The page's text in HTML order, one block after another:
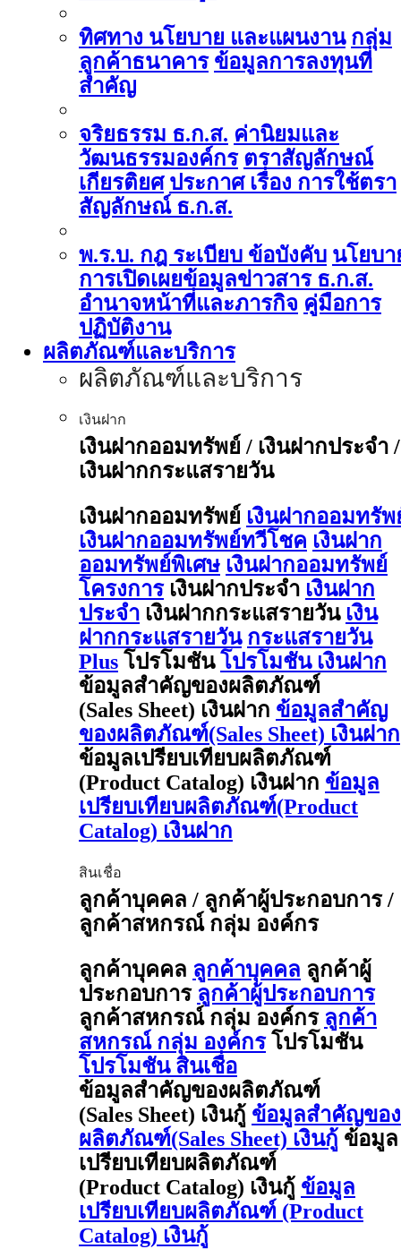
ทิศทาง นโยบาย และแผนงาน กลุ่ม
ลูกค้าธนาคาร ข้อมูลการลงทุนที่
สำคัญ
จริยธรรม ธ.ก.ส. ค่านิยมและ
วัฒนธรรมองค์กร ตราสัญลักษณ์
เกียรติยศ ประกาศ เรื่อง การใช้ตรา
สัญลักษณ์ ธ.ก.ส.
พ.ร.บ. กฎ ระเบียบ ข้อบังคับ นโยบา
การเปิดเผยข้อมูลข่าวสาร ธ.ก.ส.
อำนาจหน้าที่และภารกิจ คู่มือการ
ปฏิบัติงาน
ผลิตภัณฑ์และบริการ
ผลิตภัณฑ์และบริการ
เงินฝาก
เงินฝากออมทรัพย์ / เงินฝากประจำ /
เงินฝากกระแสรายวัน
เงินฝากออมทรัพย์ เงินฝากออมทรัพ
เงินฝากออมทรัพย์ทวีโชค เงินฝาก
ออมทรัพย์พิเศษ เงินฝากออมทรัพย์
โครงการ เงินฝากประจำ เงินฝาก
ประจำ เงินฝากกระแสรายวัน เงิน
ฝากกระแสรายวัน กระแสรายวัน
Plus โปรโมชัน โปรโมชัน เงินฝาก
ข้อมูลสำคัญของผลิตภัณฑ์
(Sales Sheet) เงินฝาก ข้อมูลสำคัญ
ของผลิตภัณฑ์(Sales Sheet) เงินฝาก
ข้อมูลเปรียบเทียบผลิตภัณฑ์
(Product Catalog) เงินฝาก ข้อมูล
เปรียบเทียบผลิตภัณฑ์(Product
Catalog) เงินฝาก
สินเชื่อ
ลูกค้าบุคคล / ลูกค้าผู้ประกอบการ /
ลูกค้าสหกรณ์ กลุ่ม องค์กร
ลูกค้าบุคคล ลูกค้าบุคคล ลูกค้าผู้
ประกอบการ ลูกค้าผู้ประกอบการ
ลูกค้าสหกรณ์ กลุ่ม องค์กร ลูกค้า
สหกรณ์ กลุ่ม องค์กร โปรโมชัน
โปรโมชัน สินเชื่อ
ข้อมูลสำคัญของผลิตภัณฑ์
(Sales Sheet) เงินกู้ ข้อมูลสำคัญของ
ผลิตภัณฑ์(Sales Sheet) เงินกู้ ข้อมูล
เปรียบเทียบผลิตภัณฑ์
(Product Catalog) เงินกู้ ข้อมูล
เปรียบเทียบผลิตภัณฑ์ (Product
Catalog) เงินกู้